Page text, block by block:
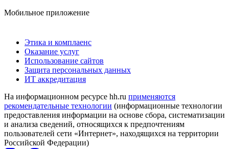
Мобильное приложение
Этика и комплаенс
Оказание услуг
Использование сайтов
Защита персональных данных
ИТ аккредитация
На информационном ресурсе hh.ru применяются
рекомендательные технологии (информационные технологии
предоставления информации на основе сбора, систематизации
и анализа сведений, относящихся к предпочтениям
пользователей сети «Интернет», находящихся на территории
Российской Федерации)